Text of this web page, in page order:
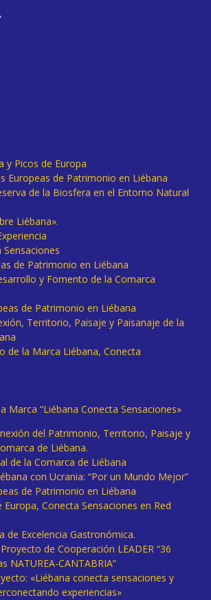
y Picos de Europa
Europeas de Patrimonio en Liébana
de la Biosfera en el Entorno Natural
Liébana».
Sensaciones
de Patrimonio en Liébana
y Fomento de la Comarca
de Patrimonio en Liébana
Territorio, Paisaje y Paisanaje de la
de la Marca Liébana, Conecta
Marca “Liébana Conecta Sensaciones»
del Patrimonio, Territorio, Paisaje y
de Liébana.
de la Comarca de Liébana
con Ucrania: “Por un Mundo Mejor”
de Patrimonio en Liébana
Europa, Conecta Sensaciones en Red
de Excelencia Gastronómica.
de Cooperación LEADER “36
NATUREA-CANTABRIA”
«Liébana conecta sensaciones y
experiencias»